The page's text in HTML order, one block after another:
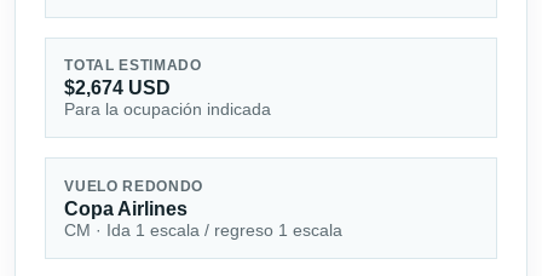
TOTAL ESTIMADO
$2,674 USD
Para la ocupación indicada
VUELO REDONDO
Copa Airlines
CM · Ida 1 escala / regreso 1 escala